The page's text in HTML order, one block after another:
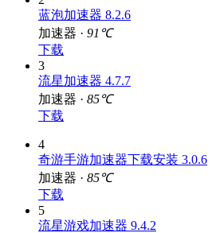
蓝泡加速器 8.2.6
加速器 · 91℃
下载
3
流星加速器 4.7.7
加速器 · 85℃
下载
4
奇游手游加速器下载安装 3.0.6
加速器 · 85℃
下载
5
流星游戏加速器 9.4.2